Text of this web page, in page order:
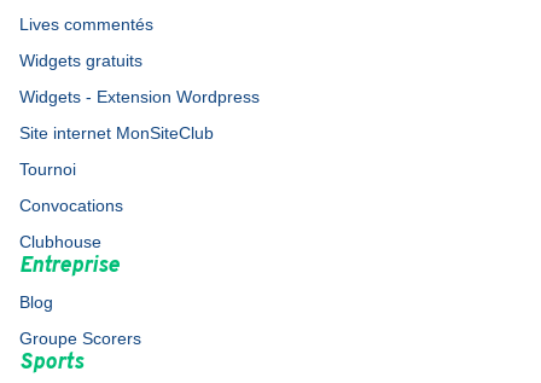
Lives commentés
Widgets gratuits
Widgets - Extension Wordpress
Site internet MonSiteClub
Tournoi
Convocations
Clubhouse
Entreprise
Blog
Groupe Scorers
Sports